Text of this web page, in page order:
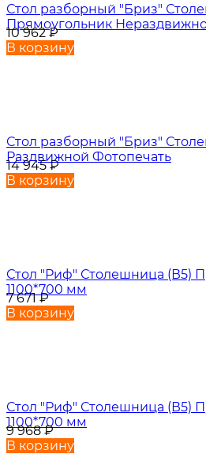
Стол разборный "Бриз"
Прямоугольник
10 962₽
В корзину
Стол разборный "Бриз"
Раздвижной Фотопечать
14 945₽
В корзину
Стол "Риф" Столешница (В5)
1100*700 мм
7 671₽
В корзину
Стол "Риф" Столешница (В5)
1100*700 мм
9 968₽
В корзину